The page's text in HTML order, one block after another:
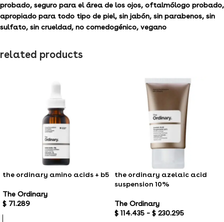
probado, seguro para el área de los ojos, oftalmólogo probado,
apropiado para todo tipo de piel, sin jabón, sin parabenos, sin
sulfato, sin crueldad, no comedogénico, vegano
related products
the ordinary amino acids + b5
The Ordinary
$ 71.289
the ordinary azelaic acid
suspension 10%
The Ordinary
$ 114.435 – $ 230.295